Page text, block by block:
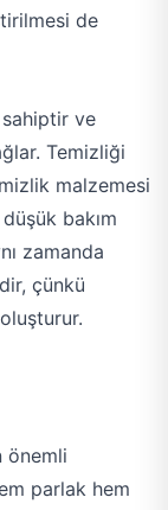
de
sahiptir ve
Temizliği
malzemesi
bakım
zamanda
çünkü
önemli
parlak hem